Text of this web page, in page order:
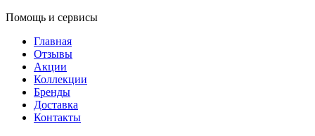
Помощь и сервисы
Главная
Отзывы
Акции
Коллекции
Бренды
Доставка
Контакты